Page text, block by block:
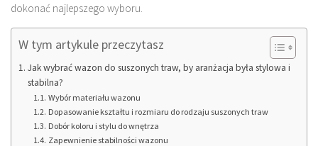
dokonać najlepszego wyboru.
W tym artykule przeczytasz
Jak wybrać wazon do suszonych traw, by aranżacja była stylowa i
stabilna?
Wybór materiału wazonu
Dopasowanie kształtu i rozmiaru do rodzaju suszonych traw
Dobór koloru i stylu do wnętrza
Zapewnienie stabilności wazonu